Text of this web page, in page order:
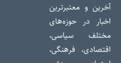
آخرین و معتبرترین
اخبار در حوزه‌های
مختلف سیاسی،
اقتصادی، فرهنگی،